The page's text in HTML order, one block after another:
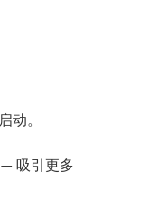
动。
吸引更多